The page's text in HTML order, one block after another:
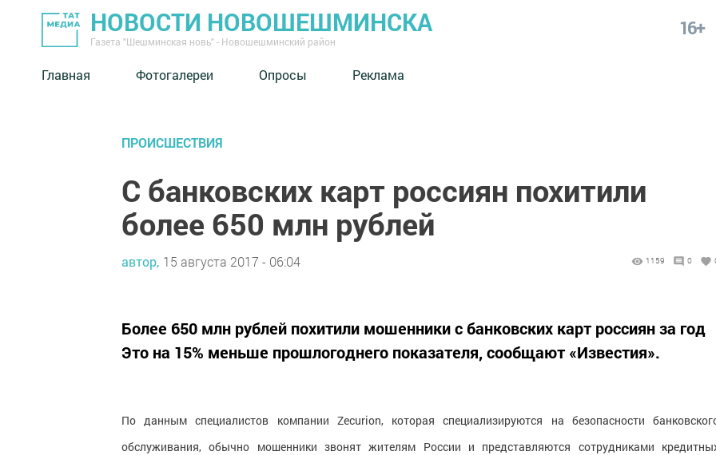
НОВОСТИ НОВОШЕШМИНСКА
Газета "Шешминская новь" - Новошешминский район
16+
Главная Фотогалереи Опросы Реклама
ПРОИСШЕСТВИЯ
С банковских карт россиян похитили
более 650 млн рублей
автор, 15 августа 2017 - 06:04 1159 0
Более 650 млн рублей похитили мошенники с банковских карт россиян за год
Это на 15% меньше прошлогоднего показателя, сообщают «Известия».
По данным специалистов компании Zecurion, которая специализируются на безопасности
обслуживания, обычно мошенники звонят жителям России и представляются сотрудниками